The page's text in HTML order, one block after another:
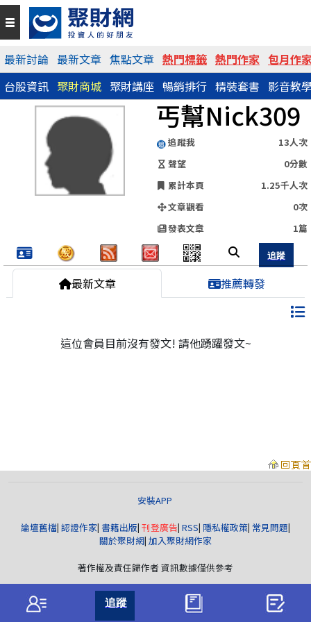
最新討論 最新文章 焦點文章 熱門標籤 熱門作家 包月作
台股資訊 聚財商城 聚財講座 暢銷排行 精裝套書 影音教
丐幫Nick309
追蹤我
13人次
聲望
0分數
累計本頁
1.25千人次
文章觀看
0次
發表文章
1篇
QR Code
https://www.wearn.com/blog.asp?id=143785
分享網址
最新文章 推薦轉發
這位會員目前沒有發文! 請他踴躍發文~
安裝APP
論壇舊檔| 認證作家| 書籍出版| 刊登廣告| RSS| 隱私權政策| 常見問題|
關於聚財網| 加入聚財網作家
著作權及責任歸作者 資訊數據僅供參考
版權所有© wearn.com All Rights Reserved.